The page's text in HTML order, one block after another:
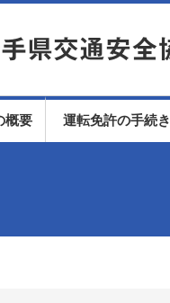
概要 運転免許の手続き